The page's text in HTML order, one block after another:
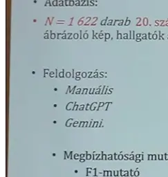
politikus, jogász. Jogtudós,
demokrácia mentora” – ez áll a
[...]
Lokális világok, társadalmi